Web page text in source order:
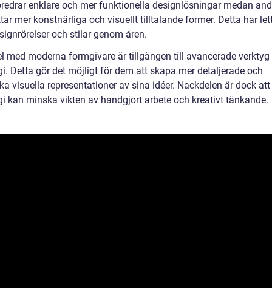
enklare och mer funktionella designlösningar medan
mer konstnärliga och visuellt tilltalande former. Detta har
och stilar genom åren.
med moderna formgivare är tillgången till avancerade verktyg
Detta gör det möjligt för dem att skapa mer detaljerade och
visuella representationer av sina idéer. Nackdelen är dock
kan minska vikten av handgjort arbete och kreativt tänkande.